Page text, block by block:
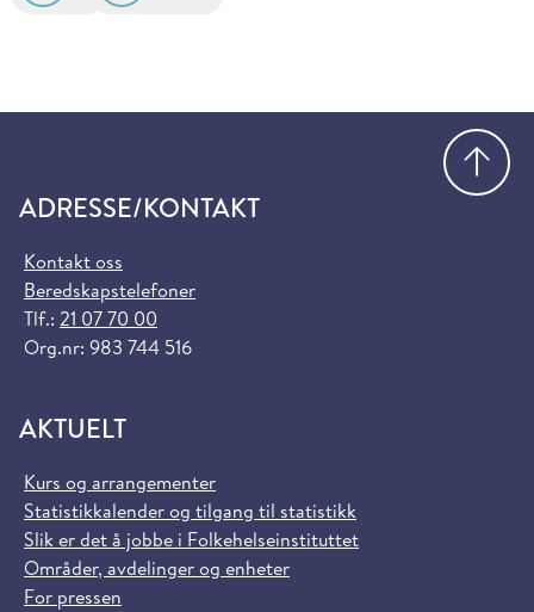
ADRESSE/KONTAKT
Kontakt oss
Beredskapstelefoner
Tlf.: 21 07 70 00
Org.nr: 983 744 516
AKTUELT
Kurs og arrangementer
Statistikkalender og tilgang til statistikk
Slik er det å jobbe i Folkehelseinstituttet
Områder, avdelinger og enheter
For pressen